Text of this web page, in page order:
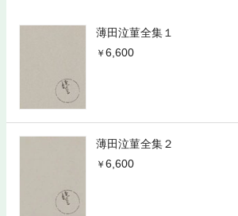
薄田泣菫全集１
6,600
薄田泣菫全集２
6,600